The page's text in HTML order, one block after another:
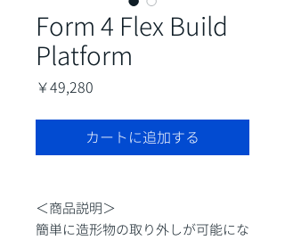
Form 4 Flex Build
Platform
￥49,280
カートに追加する
＜商品説明＞
簡単に造形物の取り外しが可能にな